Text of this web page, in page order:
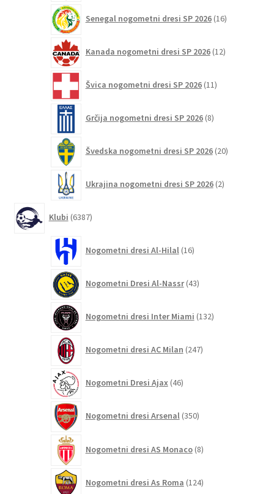
Senegal nogometni dresi SP 2026 16izdelkov
Kanada nogometni dresi SP 2026 12izdelkov
Švica nogometni dresi SP 2026 11izdelkov
Grčija nogometni dresi SP 2026 8izdelkov
Švedska nogometni dresi SP 2026 20izdelkov
Ukrajina nogometni dresi SP 2026 2izdelka
Klubi 6387izdelkov
Nogometni dresi Al-Hilal 16izdelkov
Nogometni Dresi Al-Nassr 43izdelkov
Nogometni dresi Inter Miami 132izdelkov
Nogometni dresi AC Milan 247izdelkov
Nogometni Dresi Ajax 46izdelkov
Nogometni dresi Arsenal 350izdelkov
Nogometni dresi AS Monaco 8izdelkov
Nogometni dresi As Roma 124izdelkov